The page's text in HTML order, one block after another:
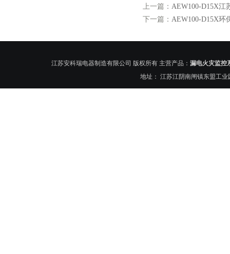
上一篇： AEW100-D15X江
下一篇： AEW100-D15X环
江苏安科瑞电器制造有限公司 版权所有 主营产品： 漏电火灾监控
地址： 江苏江阴南闸镇东盟工业